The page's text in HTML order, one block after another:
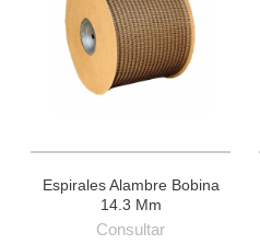
Espirales Alambre Bobina
14.3 Mm
Consultar